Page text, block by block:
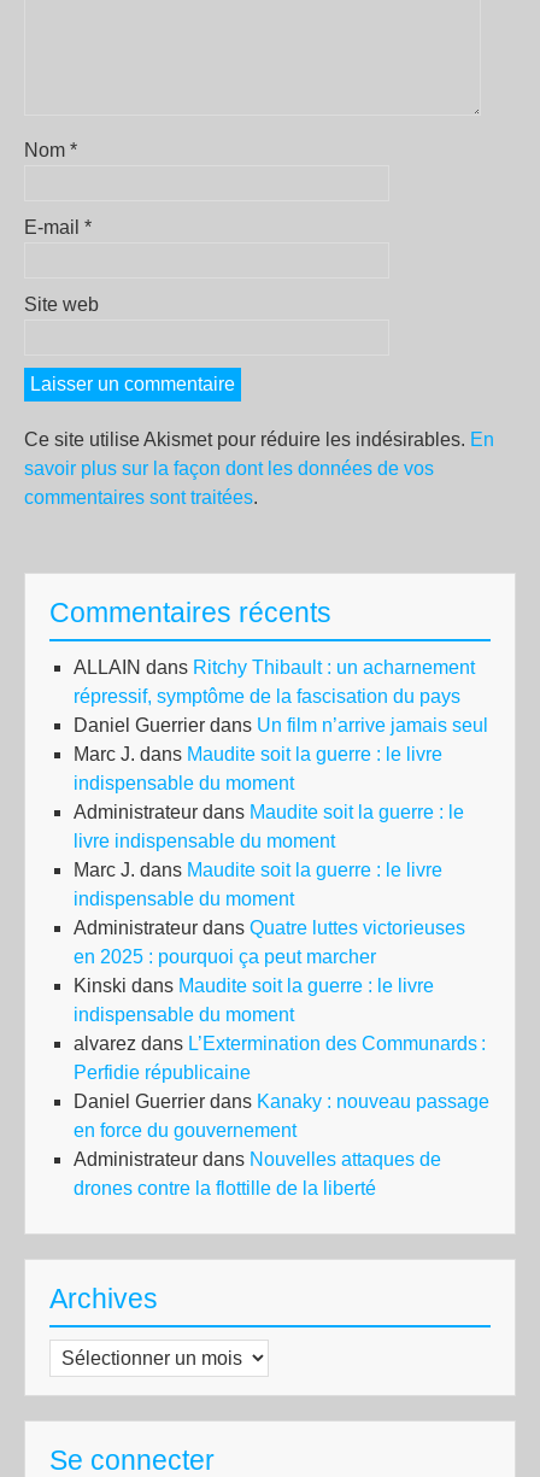
Nom *
E-mail *
Site web
Ce site utilise Akismet pour réduire les indésirables. En
savoir plus sur la façon dont les données de vos
commentaires sont traitées.
Commentaires récents
ALLAIN dans Ritchy Thibault : un acharnement
répressif, symptôme de la fascisation du pays
Daniel Guerrier dans Un film n’arrive jamais seul
Marc J. dans Maudite soit la guerre : le livre
indispensable du moment
Administrateur dans Maudite soit la guerre : le
livre indispensable du moment
Marc J. dans Maudite soit la guerre : le livre
indispensable du moment
Administrateur dans Quatre luttes victorieuses
en 2025 : pourquoi ça peut marcher
Kinski dans Maudite soit la guerre : le livre
indispensable du moment
alvarez dans L’Extermination des Communards :
Perfidie républicaine
Daniel Guerrier dans Kanaky : nouveau passage
en force du gouvernement
Administrateur dans Nouvelles attaques de
drones contre la flottille de la liberté
Archives
Archives
Se connecter